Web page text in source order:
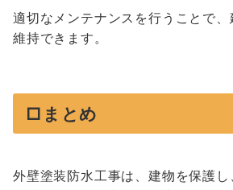
適切なメンテナンスを行うことで
維持できます。
□まとめ
外壁塗装防水工事は、建物を保護